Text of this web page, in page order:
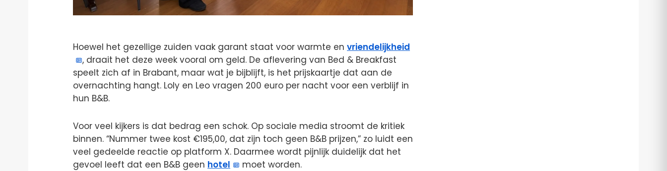
Hoewel het gezellige zuiden vaak garant staat voor warmte en vriendelijkheid
, draait het deze week vooral om geld. De aflevering van Bed & Breakfast
speelt zich af in Brabant, maar wat je bijblijft, is het prijskaartje dat aan de
overnachting hangt. Loly en Leo vragen 200 euro per nacht voor een verblijf in
hun B&B.
Voor veel kijkers is dat bedrag een schok. Op sociale media stroomt de kritiek
binnen. “Nummer twee kost €195,00, dat zijn toch geen B&B prijzen,” zo luidt een
veel gedeelde reactie op platform X. Daarmee wordt pijnlijk duidelijk dat het
gevoel leeft dat een B&B geen hotel moet worden.